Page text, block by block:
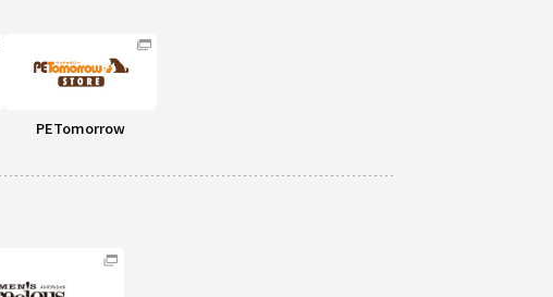
PETomorrow